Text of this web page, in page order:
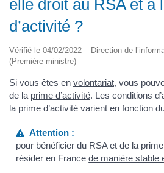
elle droit au RSA et à
d’activité ?
Vérifié le 04/02/2022 – Direction de
(Première ministre)
Si vous êtes en volontariat, vous
de la prime d’activité. Les conditions
la prime d’activité varient en fonction
Attention :
pour bénéficier du RSA et de la
résider en Francede manière stable